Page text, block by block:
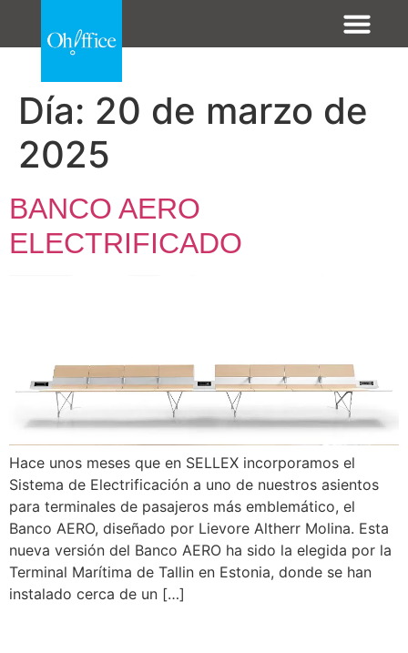
.......
Día: 20 de marzo de
2025
BANCO AERO
ELECTRIFICADO
Hace unos meses que en SELLEX incorporamos el
Sistema de Electrificación a uno de nuestros asientos
para terminales de pasajeros más emblemático, el
Banco AERO, diseñado por Lievore Altherr Molina. Esta
nueva versión del Banco AERO ha sido la elegida por la
Terminal Marítima de Tallin en Estonia, donde se han
instalado cerca de un […]